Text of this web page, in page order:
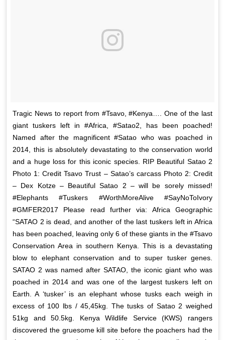
Tragic News to report from #Tsavo, #Kenya…. One of the last
giant tuskers left in #Africa, #Satao2, has been poached!
Named after the magnificent #Satao who was poached in
2014, this is absolutely devastating to the conservation world
and a huge loss for this iconic species. RIP Beautiful Satao 2
Photo 1: Credit Tsavo Trust – Satao’s carcass Photo 2: Credit
– Dex Kotze – Beautiful Satao 2 – will be sorely missed!
#Elephants #Tuskers #WorthMoreAlive #SayNoToIvory
#GMFER2017 Please read further via: Africa Geographic
“SATAO 2 is dead, and another of the last tuskers left in Africa
has been poached, leaving only 6 of these giants in the #Tsavo
Conservation Area in southern Kenya. This is a devastating
blow to elephant conservation and to super tusker genes.
SATAO 2 was named after SATAO, the iconic giant who was
poached in 2014 and was one of the largest tuskers left on
Earth. A ‘tusker’ is an elephant whose tusks each weigh in
excess of 100 lbs / 45,45kg. The tusks of Satao 2 weighed
51kg and 50.5kg. Kenya Wildlife Service (KWS) rangers
discovered the gruesome kill site before the poachers had the